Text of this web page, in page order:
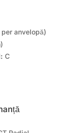
anvelopă)
C